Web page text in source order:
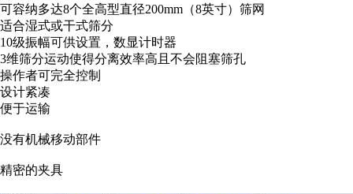
可容纳多达8个全高型直径200mm（8英寸）筛网
适合湿式或干式筛分
10级振幅可供设置，数显计时器
3维筛分运动使得分离效率高且不会阻塞筛孔
操作者可完全控制
设计紧凑
便于运输
没有机械移动部件
精密的夹具